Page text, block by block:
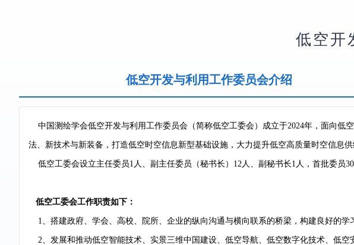
低空开
低空开发与利用工作委员会介绍
中国测绘学会低空开发与利用工作委员会（简称低空工委会）成立于2024年，面向低
法、新技术与新装备，打造低空时空信息新型基础设施，大力提升低空高质量时空信息
低空工委会设立主任委员1人、副主任委员（秘书长）12人、副秘书长1人，首批委员
低空工委会工作职责如下：
1、搭建政府、学会、高校、院所、企业的纵向沟通与横向联系的桥梁，构建良好的学
2、发展和推动低空智能技术、实景三维中国建设、低空导航、低空数字化技术、低